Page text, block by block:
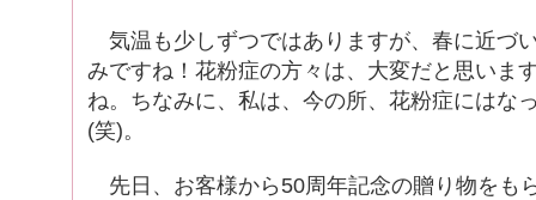
気温も少しずつではありますが、春に近づ
みですね！花粉症の方々は、大変だと思いま
ね。ちなみに、私は、今の所、花粉症にはな
(笑)。
先日、お客様から50周年記念の贈り物をも